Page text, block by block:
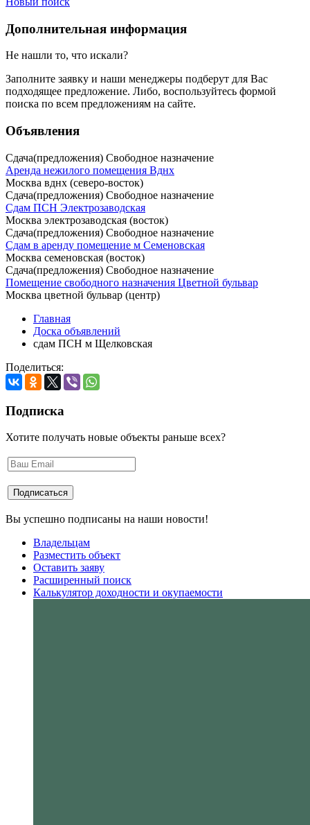
Дополнительная информация
Не нашли то, что искали?
Заполните заявку и наши менеджеры подберут для Вас
подходящее предложение. Либо, воспользуйтесь формой
поиска по всем предложениям на сайте.
Объявления
Сдача(предложения) Свободное назначение
Аренда нежилого помещения Вднх
Москва вднх (северо-восток)
Сдача(предложения) Свободное назначение
Сдам ПСН Электрозаводская
Москва электрозаводская (восток)
Сдача(предложения) Свободное назначение
Сдам в аренду помещение м Семеновская
Москва семеновская (восток)
Сдача(предложения) Свободное назначение
Помещение свободного назначения Цветной бульвар
Москва цветной бульвар (центр)
Главная
Доска объявлений
сдам ПСН м Щелковская
Поделиться:
Подписка
Хотите получать новые объекты раньше всех?
Вы успешно подписаны на наши новости!
Владельцам
Разместить объект
Оставить заяву
Расширенный поиск
Калькулятор доходности и окупаемости